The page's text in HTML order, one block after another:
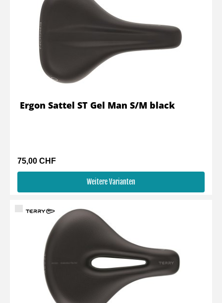
75,00 CHF
Weitere Varianten
Ergon Sattel ST Gel Man S/M black